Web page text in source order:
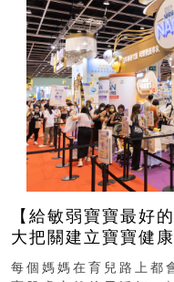
【給敏弱寶寶最好
大把關建立寶寶健
每個媽媽在育兒路上都